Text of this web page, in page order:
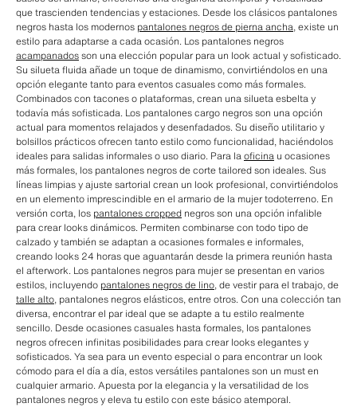
que trascienden tendencias y estaciones. Desde los clásicos pantalones
negros hasta los modernos pantalones negros de pierna ancha, existe un
estilo para adaptarse a cada ocasión. Los pantalones negros
acampanadosson una elección popular para un look actual y sofisticado.
Su silueta fluida añade un toque de dinamismo, convirtiéndolos en una
opción elegante tanto para eventos casuales como más formales.
Combinados con tacones o plataformas, crean una silueta esbelta y
todavía más sofisticada. Los pantalones cargo negros son una opción
actual para momentos relajados y desenfadados. Su diseño utilitario y
bolsillos prácticos ofrecen tanto estilo como funcionalidad, haciéndolos
ideales para salidas informales o uso diario. Para laoficina u ocasiones
más formales, los pantalones negros de corte tailored son ideales. Sus
líneas limpias y ajuste sartorial crean un look profesional, convirtiéndolos
en un elemento imprescindible en el armario de la mujer todoterreno. En
versión corta, los pantalones cropped negros son una opción infalible
para crear looks dinámicos. Permiten combinarse con todo tipo de
calzado y también se adaptan a ocasiones formales e informales,
creando looks 24 horas que aguantarán desde la primera reunión hasta
el afterwork. Los pantalones negros para mujer se presentan en varios
estilos, incluyendo pantalones negros de lino, de vestir para el trabajo, de
talle alto, pantalones negros elásticos, entre otros. Con una colección tan
diversa, encontrar el par ideal que se adapte a tu estilo realmente
sencillo. Desde ocasiones casuales hasta formales, los pantalones
negros ofrecen infinitas posibilidades para crear looks elegantes y
sofisticados. Ya sea para un evento especial o para encontrar un look
cómodo para el día a día, estos versátiles pantalones son un must en
cualquier armario. Apuesta por la elegancia y la versatilidad de los
pantalones negros y eleva tu estilo con este básico atemporal.